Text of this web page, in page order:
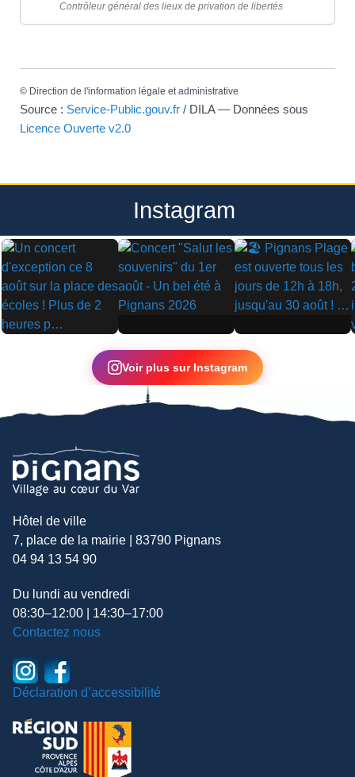
Contrôleur général des lieux de privation de libertés
© Direction de l'information légale et administrative
Source : Service-Public.gouv.fr / DILA — Données sous
Licence Ouverte v2.0
Instagram
▶
▶ ▶
Voir plus sur Instagram
Hôtel de ville
7, place de la mairie | 83790 Pignans
04 94 13 54 90
Du lundi au vendredi
08:30–12:00 | 14:30–17:00
Contactez nous
Déclaration d’accessibilité